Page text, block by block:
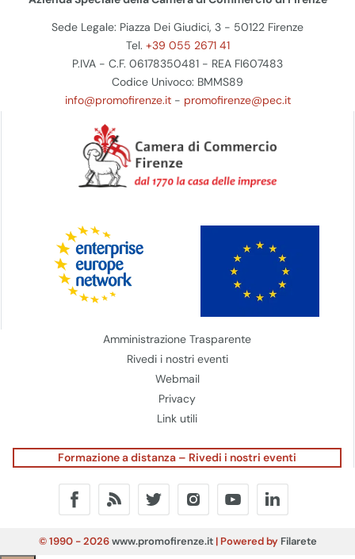
Sede Legale: Piazza Dei Giudici, 3 - 50122 Firenze
Tel. +39 055 2671 41
P.IVA - C.F. 06178350481 - REA FI607483
Codice Univoco: BMMS89
info@promofirenze.it- promofirenze@pec.it
Amministrazione Trasparente
Rivedi i nostri eventi
Webmail
Privacy
Link utili
Formazione a distanza – Rivedi i nostri eventi
© 1990 - 2026www.promofirenze.it| Powered by Filarete